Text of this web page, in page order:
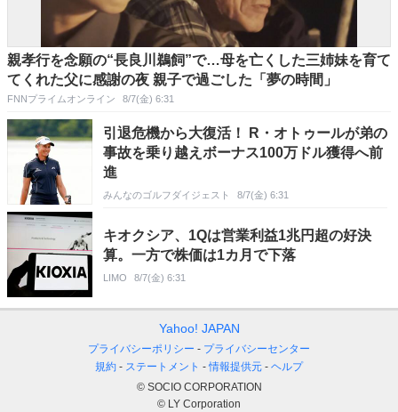
親孝行を念願の“長良川鵜飼”で…母を亡くした三姉妹を育て
てくれた父に感謝の夜 親子で過ごした「夢の時間」
FNNプライムオンライン 8/7(金) 6:31
引退危機から大復活！ R・オトゥールが弟の
事故を乗り越えボーナス100万ドル獲得へ前
進
みんなのゴルフダイジェスト 8/7(金) 6:31
キオクシア、1Qは営業利益1兆円超の好決
算。一方で株価は1カ月で下落
LIMO 8/7(金) 6:31
Yahoo! JAPAN
プライバシーポリシー
プライバシーセンター
規約
ステートメント 情報提供元
ヘルプ
© SOCIO CORPORATION
© LY Corporation